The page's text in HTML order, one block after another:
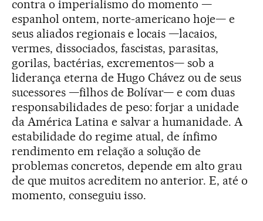
contra o imperialismo do momento —
espanhol ontem, norte-americano hoje— e
seus aliados regionais e locais —lacaios,
vermes, dissociados, fascistas, parasitas,
gorilas, bactérias, excrementos— sob a
liderança eterna de Hugo Chávez ou de seus
sucessores —filhos de Bolívar— e com duas
responsabilidades de peso: forjar a unidade
da América Latina e salvar a humanidade. A
estabilidade do regime atual, de ínfimo
rendimento em relação a solução de
problemas concretos, depende em alto grau
de que muitos acreditem no anterior. E, até o
momento, conseguiu isso.